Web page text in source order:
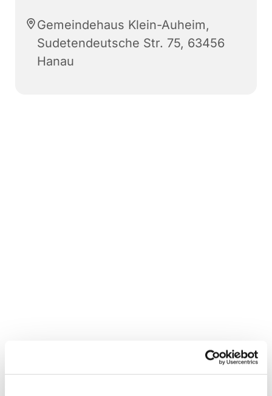
Gemeindehaus Klein-Auheim,
Sudetendeutsche Str. 75, 63456
Hanau